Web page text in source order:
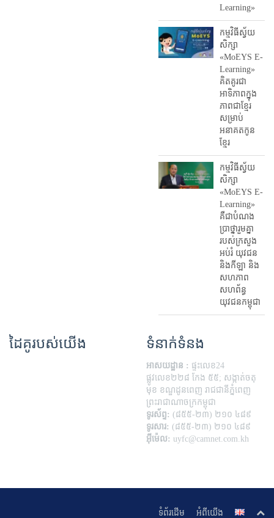
Learning»
កម្មវិធីស្វ័យ
សិក្សា
«MoEYS E-
Learning»
គិតគូរជា
អាទិភាពក្នុង
ភាពជាខ្មែរ
សម្រាប់
អនាគតកូន
ខ្មែរ
កម្មវិធីស្វ័យ
សិក្សា
«MoEYS E-
Learning»
គឺជាបំណង
ប្រាថ្នារួមគ្នា
របស់ក្រសួង
អប់រំ​ យុវជន
និងកីឡា និង
សហភាព
សហព័ន្ធ
យុវជនកម្ពុជា
ដៃគូរបស់យើង ទំនាក់ទំនង
អាសយដ្ឋាន : ផ្ទះលេខ24
ផ្លូវលេខ២២៨ កែង ៥៥; សង្កាត់ចតុ
មុខ ខណ្ឌដូនពេញ រាជជានីភ្នំពេញ
ព្រះរាជាណាចក្រកម្ពុជា
ទូរស័ព្ទ: (៨៥៥-២៣) ២១០ ៤៨៩
ទូរសារ: (៨៥៥-២៣) ២១០ ៤៨៩
អ៊ីម៉េល: uyfc@camnet.com.kh
ទំព័រដើម អំពីយើង